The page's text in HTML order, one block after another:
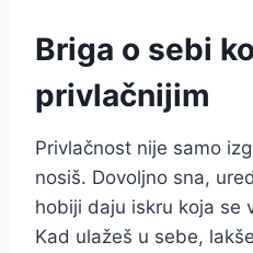
Briga o sebi
privlačnijim
Privlačnost nije samo
nosiš. Dovoljno sna,
hobiji daju iskru koja se
Kad ulažeš u sebe,